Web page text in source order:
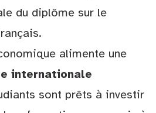
du diplôme sur le
alimente une
internationale
sont prêts à investir